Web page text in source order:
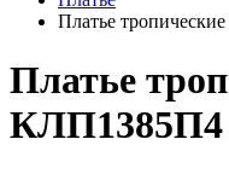
Платье
Платье
КЛП1385П4